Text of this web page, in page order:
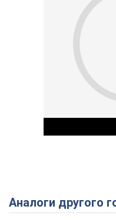
Аналоги другого